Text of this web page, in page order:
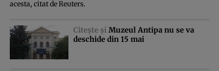
acesta, citat de Reuters.
Citeşte şi Muzeul Antipa nu se va
deschide din 15 mai